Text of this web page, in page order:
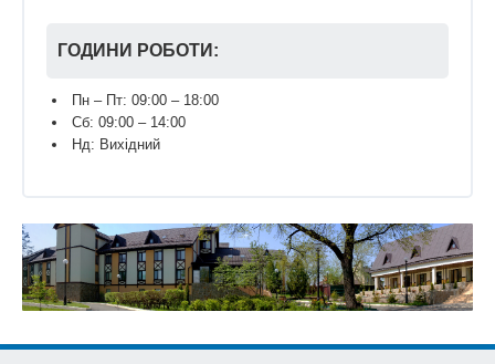
ГОДИНИ РОБОТИ:
Пн – Пт: 09:00 – 18:00
Сб: 09:00 – 14:00
Нд: Вихідний